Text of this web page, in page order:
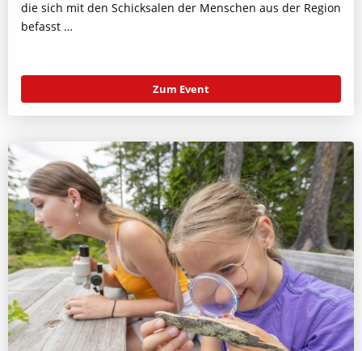
die sich mit den Schicksalen der Menschen aus der Region
befasst …
Zum Event